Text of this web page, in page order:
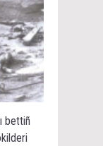
bettiñ